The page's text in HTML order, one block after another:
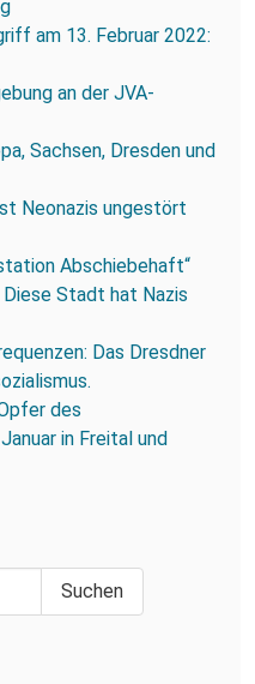
am 13. Februar 2022:
an der JVA-
Sachsen, Dresden und
Neonazis ungestört
Abschiebehaft“
Diese Stadt hat Nazis
Das Dresdner
des
in Freital und